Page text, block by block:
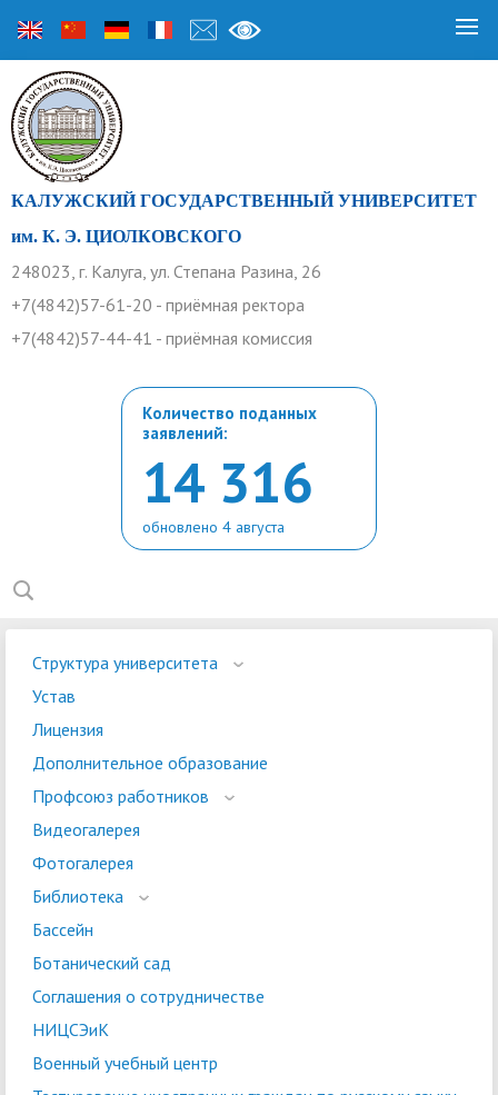
КАЛУЖСКИЙ ГОСУДАРСТВЕННЫЙ УНИВЕРСИТЕТ
им. К. Э. ЦИОЛКОВСКОГО
248023, г. Калуга, ул. Степана Разина, 26
+7(4842)57-61-20 - приёмная ректора
+7(4842)57-44-41 - приёмная комиссия
Количество поданных
заявлений:
14 316
обновлено 4 августа
Структура университета
Устав
Лицензия
Дополнительное образование
Профсоюз работников
Видеогалерея
Фотогалерея
Библиотека
Бассейн
Ботанический сад
Соглашения о сотрудничестве
НИЦСЭиК
Военный учебный центр